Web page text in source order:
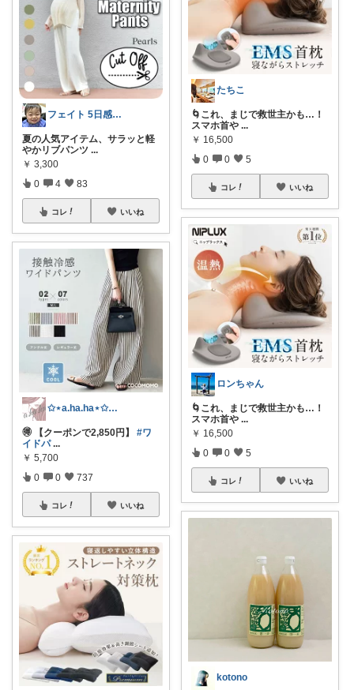
フェイト 5日感謝です😊
夏の人気アイテム、サラッと軽
やかリブパンツ ...
￥ 3,300
0 4 83
コレ いいね
✩⋆a.ha.ha⋆✩🛒感謝っ❤︎
🉐 【クーポンで2,850円】 #ワ
イドパ ...
￥ 5,700
0 0 737
コレ いいね
たちこ
🌀これ、まじで救世主かも…！
スマホ首や ...
￥ 16,500
0 0 5
コレ いいね
ロンちゃん
🌀これ、まじで救世主かも…！
スマホ首や ...
￥ 16,500
0 0 5
コレ いいね
kotono